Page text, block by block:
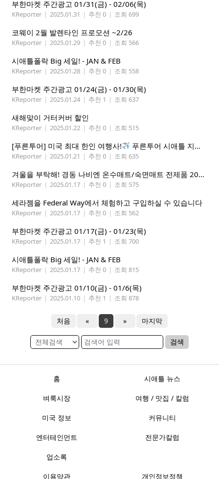
부한마켓 주간광고 01/31(금) - 02/06(목)
KReporter | 2025.01.31 | 추천 0 | 조회 699
코웨이 2월 발렌타인 프로모션 ~2/26
KReporter | 2025.01.29 | 추천 0 | 조회 566
시애틀폴락 Big 세일! - JAN & FEB
KReporter | 2025.01.28 | 추천 0 | 조회 558
부한마켓 주간광고 01/24(금) - 01/30(목)
KReporter | 2025.01.24 | 추천 1 | 조회 637
새해맞이 거터커버 할인
KReporter | 2025.01.22 | 추천 0 | 조회 515
[푸른투어] 미국 최대 한인 여행사! 푸른투어 시애틀 지점 오픈특가, 최대 300불 할인!
KReporter | 2025.01.21 | 추천 0 | 조회 635
겨울을 부탁해! 경동 나비엔 온수매트/숙면매트 전제품 20% 할인
KReporter | 2025.01.17 | 추천 0 | 조회 575
세라젬을 Federal Way에서 체험하고 구입하실 수 있습니다
KReporter | 2025.01.17 | 추천 0 | 조회 562
부한마켓 주간광고 01/17(금) - 01/23(목)
KReporter | 2025.01.17 | 추천 1 | 조회 700
시애틀폴락 Big 세일! - JAN & FEB
KReporter | 2025.01.17 | 추천 0 | 조회 815
부한마켓 주간광고 01/10(금) - 01/6(목)
KReporter | 2025.01.10 | 추천 1 | 조회 878
처음 « 9 » 마지막
검색
홈 시애틀 뉴스
벼룩시장 여행 / 맛집 / 칼럼
미국 정보 커뮤니티
엔터테인먼트 전문가칼럼
업소록
이용약관 개인정보정책